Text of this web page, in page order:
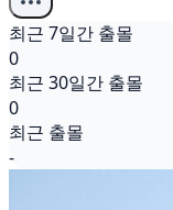
최근 7일간 출몰
0
최근 30일간 출몰
0
최근 출몰
-